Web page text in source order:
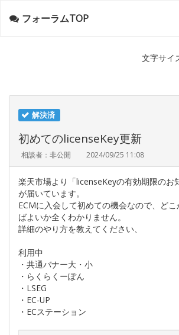
フォーラムTOP
文字サイ
解決済
初めてのlicenseKey更新
相談者：非公開 2024/09/25 11:08
楽天市場より「licenseKeyの有効期限のお
が届いています。
ECMに入会して初めての機会なので、ど
ばよいか全くわかりません。
詳細のやり方を教えてください、
利用中
・共通バナー大・小
・らくらくーぽん
・LSEG
・EC-UP
・ECステーション